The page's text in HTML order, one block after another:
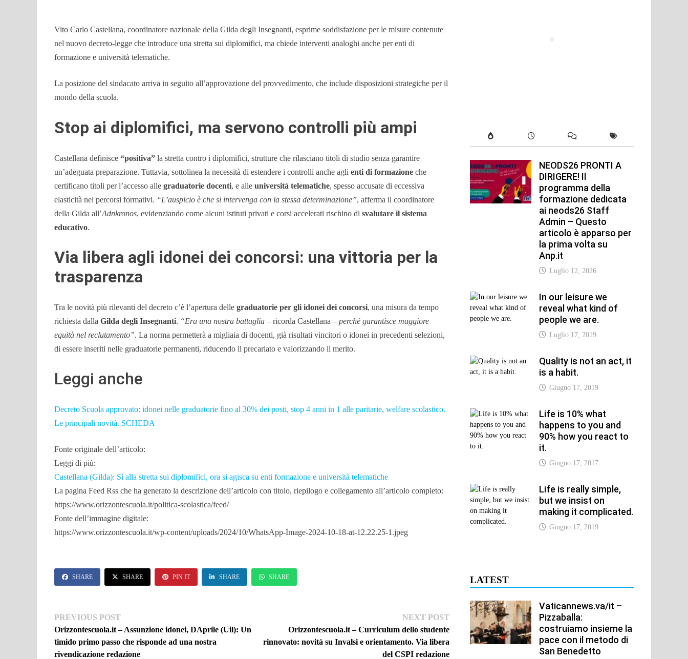
Vito Carlo Castellana, coordinatore nazionale della Gilda degli Insegnanti, esprime soddisfazione per le misure contenute
nel nuovo decreto-legge che introduce una stretta sui diplomifici, ma chiede interventi analoghi anche per enti di
formazione e università telematiche.
La posizione del sindacato arriva in seguito all’approvazione del provvedimento, che include disposizioni strategiche per il
mondo della scuola.
Stop ai diplomifici, ma servono controlli più ampi
Castellana definisce“positiva” la stretta contro i diplomifici, strutture che rilasciano titoli di studio senza garantire
un’adeguata preparazione. Tuttavia, sottolinea la necessità di estendere i controlli anche aglienti di formazione che
certificano titoli per l’accesso allegraduatorie docenti, e alleuniversità telematiche, spesso accusate di eccessiva
elasticità nei percorsi formativi. “L’auspicio è che si intervenga con la stessa determinazione”, afferma il coordinatore
della Gilda all’Adnkronos, evidenziando come alcuni istituti privati e corsi accelerati rischino disvalutare il sistema
educativo.
Via libera agli idonei dei concorsi: una vittoria per la
trasparenza
Tra le novità più rilevanti del decreto c’è l’apertura dellegraduatorie per gli idonei dei concorsi, una misura da tempo
richiesta dallaGilda degli Insegnanti. “Era una nostra battaglia– ricorda Castellana – perché garantisce maggiore
equità nel reclutamento”. La norma permetterà a migliaia di docenti, già risultati vincitori o idonei in precedenti selezioni,
di essere inseriti nelle graduatorie permanenti, riducendo il precariato e valorizzando il merito.
Leggi anche
Decreto Scuola approvato: idonei nelle graduatorie fino al 30% dei posti, stop 4 anni in 1 alle paritarie, welfare scolastico.
Le principali novità. SCHEDA
Fonte originale dell’articolo:
Leggi di più:
Castellana (Gilda): Sì alla stretta sui diplomifici, ora si agisca su enti formazione e università telematiche
La pagina Feed Rss che ha generato la descrizione dell’articolo con titolo, riepilogo e collegamento all’articolo completo:
https://www.orizzontescuola.it/politica-scolastica/feed/
Fonte dell’immagine digitale:
https://www.orizzontescuola.it/wp-content/uploads/2024/10/WhatsApp-Image-2024-10-18-at-12.22.25-1.jpeg
SHARE SHARE PIN IT SHARE SHARE
Navigazione
articoli
PREVIOUS POSTPrevious
post:
Orizzontescuola.it – Assunzione idonei, DAprile (Uil): Un
timido primo passo che risponde ad una nostra
rivendicazione redazione
NEXT POSTNext
Orizzontescuola.it – Curriculum dello studente
rinnovato: novità su Invalsi e orientamento. Via libera
del CSPI redazione
NEODS26 PRONTI A
DIRIGERE! Il
programma della
formazione dedicata
ai neods26 Staff
Admin – Questo
articolo è apparso per
la prima volta su
Anp.it
Luglio 12, 2026
In our leisure we
reveal what kind of
people we are.
Luglio 17, 2019
Quality is not an act, it
is a habit.
Giugno 17, 2019
Life is 10% what
happens to you and
90% how you react to
it.
Giugno 17, 2017
Life is really simple,
but we insist on
making it complicated.
Giugno 17, 2019
LATEST
Vaticannews.va/it –
Pizzaballa:
costruiamo insieme la
pace con il metodo di
San Benedetto